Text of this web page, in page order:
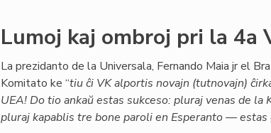
Lumoj kaj ombroj pri la 4a
La prezidanto de la Universala, Fernando Maia jr el
Komitato ke “tiu ĉi VK alportis novajn (tutnovajn)
UEA! Do tio ankaŭ estas sukceso: pluraj venas de
pluraj kapablis tre bone paroli en Esperanto — estas